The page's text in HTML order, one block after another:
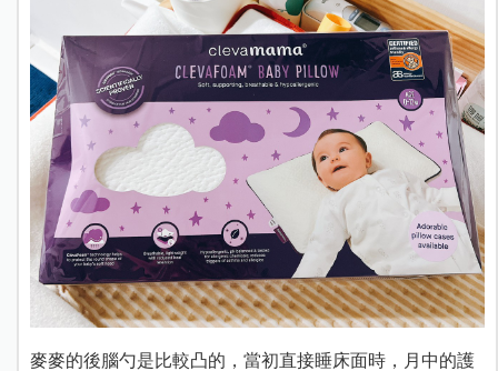
麥麥的後腦勺是比較凸的，當初直接睡床面時，月中的護